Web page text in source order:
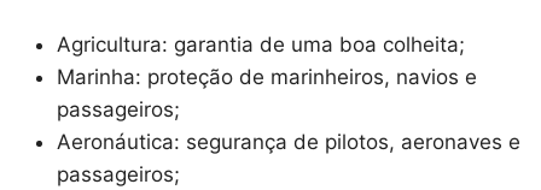
Agricultura: garantia de uma boa colheita;
Marinha: proteção de marinheiros, navios e
passageiros;
Aeronáutica: segurança de pilotos, aeronaves e
passageiros;